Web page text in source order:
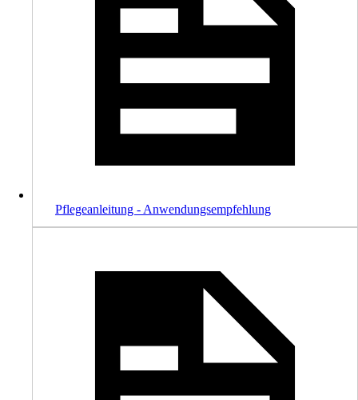
Pflegeanleitung - Anwendungsempfehlung